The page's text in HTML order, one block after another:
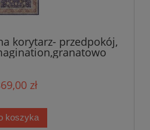
korytarz- przedpokój,
wzór płasko tkany
zł
koszyka